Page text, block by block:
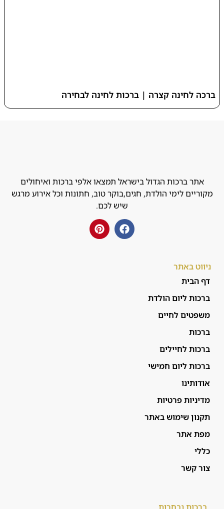
ברכה לחינה קצרה | ברכות לחינה לבחירה
אתר ברכות הגדול בישראל תמצאו אלפי ברכות ואיחולים
מקוריים לימי הולדת, חגים,בוקר טוב, חתונות וכל אירוע מרגש
שיש לכם.
ניווט באתר
דף הבית
ברכות ליום הולדת
משפטים לחיים
ברכות
ברכות לחיילים
ברכות ליום חמישי
אודותינו
מדיניות פרטיות
תקנון שימוש באתר
מפת אתר
כללי
צור קשר